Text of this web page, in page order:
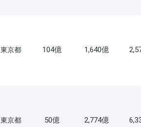
東京都 104億 1,640億
東京都 50億 2,774億